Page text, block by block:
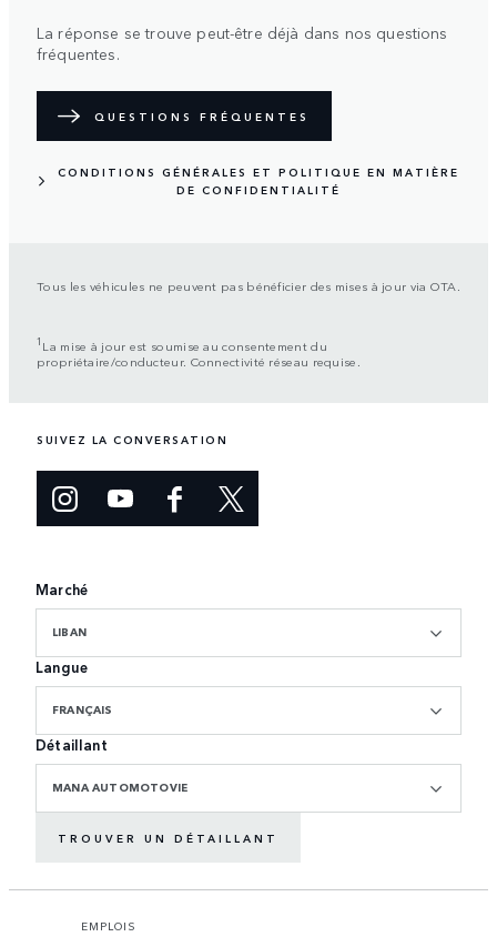
La réponse se trouve peut-être déjà dans nos questions
fréquentes.
QUESTIONS FRÉQUENTES
CONDITIONS GÉNÉRALES ET POLITIQUE EN MATIÈRE
DE CONFIDENTIALITÉ
Tous les véhicules ne peuvent pas bénéficier des mises à jour via OTA.
1 La mise à jour est soumise au consentement du
propriétaire/conducteur. Connectivité réseau requise.
SUIVEZ LA CONVERSATION
Marché
LIBAN
Langue
FRANÇAIS
Détaillant
MANA AUTOMOTOVIE
TROUVER UN DÉTAILLANT
EMPLOIS